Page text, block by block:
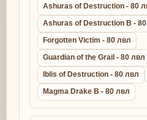
Ashuras of Destruction - 80
Ashuras of Destruction B -
Forgotten Victim - 80 лвл
Guardian of the Grail - 80 лвл
Iblis of Destruction - 80 лвл
Magma Drake B - 80 лвл